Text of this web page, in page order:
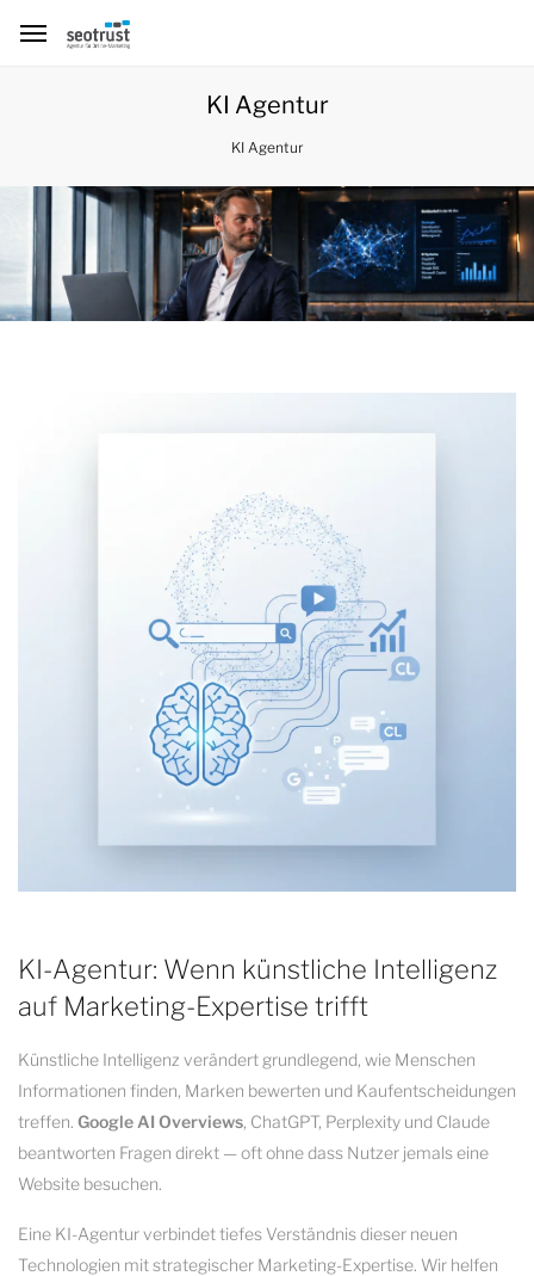
KI Agentur
KI Agentur
KI-Agentur: Wenn künstliche Intelligenz
auf Marketing-Expertise trifft
Künstliche Intelligenz verändert grundlegend, wie Menschen
Informationen finden, Marken bewerten und Kaufentscheidungen
treffen. Google AI Overviews, ChatGPT, Perplexity und Claude
beantworten Fragen direkt — oft ohne dass Nutzer jemals eine
Website besuchen.
Eine KI-Agentur verbindet tiefes Verständnis dieser neuen
Technologien mit strategischer Marketing-Expertise. Wir helfen